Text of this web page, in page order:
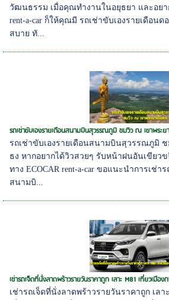
วัฒนธรรม เมื่อคุณทำงานในอยุธยา และอยา
rent-a-car ก็ให้คุณมี รถเช่าขับเองรายเดือน
สบาย ทั...
รถเช่าขับเองรายเดือนสนามบินสุวรรณภูมิ ชมวิว ณ เขาพระย
รถเช่าขับเองรายเดือนสนามบินสุวรรณภูมิ
ธง หากอยากได้วิวสวยๆ รับหน้าฝนอันเขียว
ทาง ECOCAR rent-a-car ขอแนะนำการเช่า
สนามบิ...
เช่ารถเจ็ดที่นั่งลาดพร้าวรายวันราคาถูก เลาะ M81 เที่ยวเมือ
เช่ารถเจ็ดที่นั่งลาดพร้าวรายวันราคาถูก เลา